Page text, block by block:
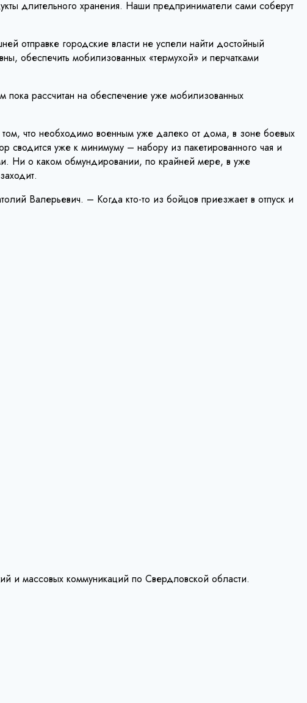
длительного хранения. Наши предприниматели сами соберут
отправке городские власти не успели найти достойный
обеспечить мобилизованных «термухой» и перчатками
рассчитан на обеспечение уже мобилизованных
что необходимо военным уже далеко от дома, в зоне боевых
сводится уже к минимуму – набору из пакетированного чая и
Ни о каком обмундировании, по крайней мере, в уже
Валерьевич. – Когда кто-то из бойцов приезжает в отпуск и
и массовых коммуникаций по Свердловской области.